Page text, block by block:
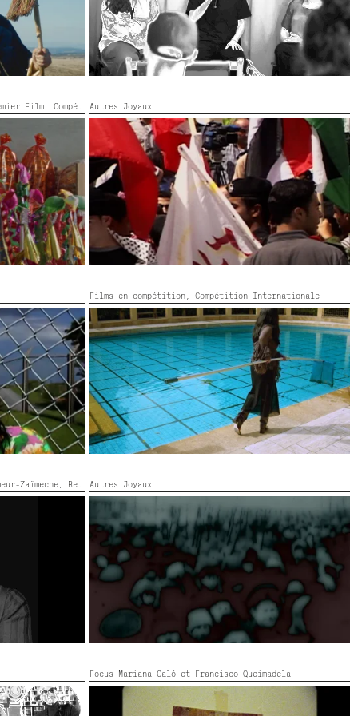
Film, Compétition Internationale
92’
Autres Joyaux
MOMENTUM
Canada, Palestine,2025,Couleur, 19’
Films en compétition, Compétition Internationale
PERMANENT TRESPASS
Belgique, États-Unis,2026,Couleur,45’
Zaïmeche, Rencontres, Rencontres spontanées
Autres Joyaux
RÉVOLUTION FRANÇAISE (RAPPEL)
France,
2026,Couleur,38’
Focus Mariana Caló et Francisco Queimadela
SOMBRA LUMINOSA